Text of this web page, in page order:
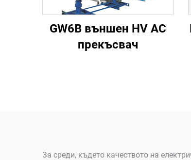
GW6B външен HV AC
прекъсвач
За среди, където качеството на